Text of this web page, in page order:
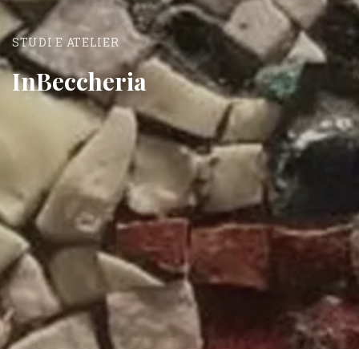
STUDI E ATELIER
InBeccheria